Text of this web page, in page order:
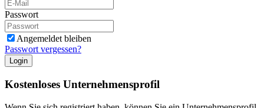
Passwort
Angemeldet bleiben
Passwort vergessen?
Login
Kostenloses Unternehmensprofil